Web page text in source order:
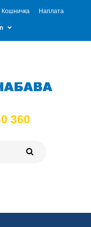
Кошничка Наплата
360